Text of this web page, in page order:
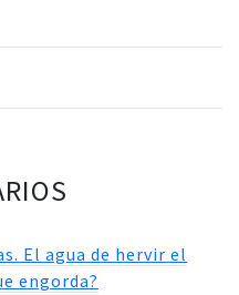
El agua de hervir el
engorda?